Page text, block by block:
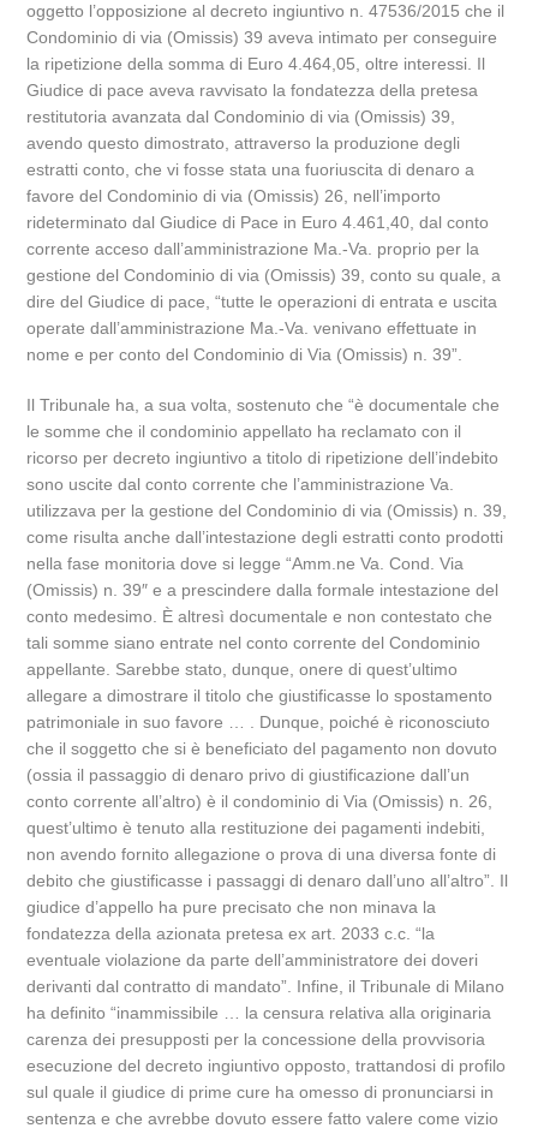
oggetto l’opposizione al decreto ingiuntivo n. 47536/2015 che il
Condominio di via (Omissis) 39 aveva intimato per conseguire
la ripetizione della somma di Euro 4.464,05, oltre interessi. Il
Giudice di pace aveva ravvisato la fondatezza della pretesa
restitutoria avanzata dal Condominio di via (Omissis) 39,
avendo questo dimostrato, attraverso la produzione degli
estratti conto, che vi fosse stata una fuoriuscita di denaro a
favore del Condominio di via (Omissis) 26, nell’importo
rideterminato dal Giudice di Pace in Euro 4.461,40, dal conto
corrente acceso dall’amministrazione Ma.-Va. proprio per la
gestione del Condominio di via (Omissis) 39, conto su quale, a
dire del Giudice di pace, “tutte le operazioni di entrata e uscita
operate dall’amministrazione Ma.-Va. venivano effettuate in
nome e per conto del Condominio di Via (Omissis) n. 39”.
Il Tribunale ha, a sua volta, sostenuto che “è documentale che
le somme che il condominio appellato ha reclamato con il
ricorso per decreto ingiuntivo a titolo di ripetizione dell’indebito
sono uscite dal conto corrente che l’amministrazione Va.
utilizzava per la gestione del Condominio di via (Omissis) n. 39,
come risulta anche dall’intestazione degli estratti conto prodotti
nella fase monitoria dove si legge “Amm.ne Va. Cond. Via
(Omissis) n. 39″ e a prescindere dalla formale intestazione del
conto medesimo. È altresì documentale e non contestato che
tali somme siano entrate nel conto corrente del Condominio
appellante. Sarebbe stato, dunque, onere di quest’ultimo
allegare a dimostrare il titolo che giustificasse lo spostamento
patrimoniale in suo favore … . Dunque, poiché è riconosciuto
che il soggetto che si è beneficiato del pagamento non dovuto
(ossia il passaggio di denaro privo di giustificazione dall’un
conto corrente all’altro) è il condominio di Via (Omissis) n. 26,
quest’ultimo è tenuto alla restituzione dei pagamenti indebiti,
non avendo fornito allegazione o prova di una diversa fonte di
debito che giustificasse i passaggi di denaro dall’uno all’altro”. Il
giudice d’appello ha pure precisato che non minava la
fondatezza della azionata pretesa ex art. 2033 c.c. “la
eventuale violazione da parte dell’amministratore dei doveri
derivanti dal contratto di mandato”. Infine, il Tribunale di Milano
ha definito “inammissibile … la censura relativa alla originaria
carenza dei presupposti per la concessione della provvisoria
esecuzione del decreto ingiuntivo opposto, trattandosi di profilo
sul quale il giudice di prime cure ha omesso di pronunciarsi in
sentenza e che avrebbe dovuto essere fatto valere come vizio